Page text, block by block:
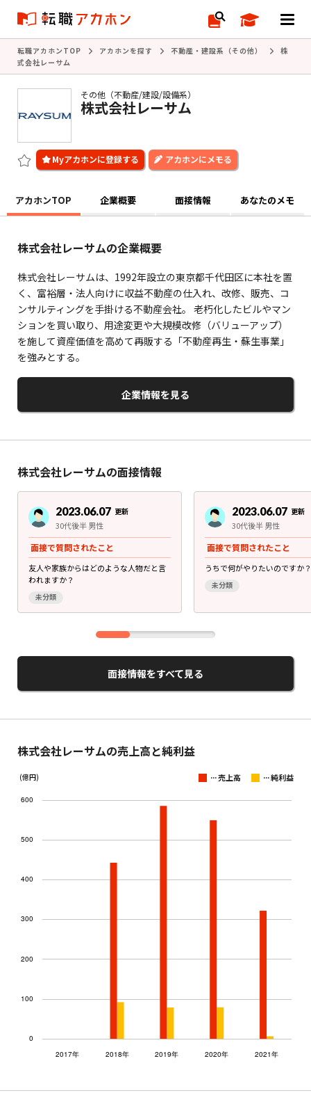
転職アカホンTOP アカホンを探す 不動産・建設系（その他）
株
式会社レーサム
その他（不動産/建設/設備系）
株式会社レーサム
アカホンにメモる
アカホンTOP 企業概要 面接情報 あなたのメモ
株式会社レーサムの企業概要
株式会社レーサムは、1992年設立の東京都千代田区に本社を置
く、富裕層・法人向けに収益不動産の仕入れ、改修、販売、コ
ンサルティングを手掛ける不動産会社。 老朽化したビルやマン
ションを買い取り、用途変更や大規模改修（バリューアップ）
を施して資産価値を高めて再販する「不動産再生・蘇生事業」
を強みとする。
企業情報を見る
株式会社レーサムの面接情報
2023.06.07 更新
30代後半 男性
面接で質問されたこと
友人や家族からはどのような人物だと言
われますか？
未分類
2023.06.07 更新
30代後半 男性
面接で質問されたこと
うちで何がやりたいのですか？
未分類
面接情報をすべて見る
株式会社レーサムの売上高と純利益
(億円) ...売上高 ...純利益